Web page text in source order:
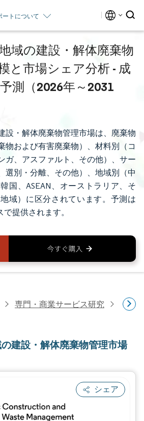
ートについて
域の建設・解体廃棄物
と市場シェア分析 - 成
測（2026年～2031
設・解体廃棄物管理市場は、廃棄物
物および有害廃棄物）、材料別（コ
ガ、アスファルト、その他）、サー
選別・分離、その他）、地域別（中
国、ASEAN、オーストラリア、そ
域）に区分されています。予測は
提供されます。
専門・商業サービス研究 商業
建設・解体廃棄物管理市場
シェア